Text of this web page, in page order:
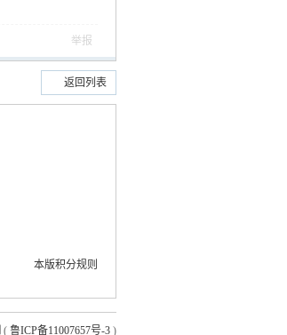
举报
返回列表
本版积分规则
( 鲁ICP备11007657号-3 )